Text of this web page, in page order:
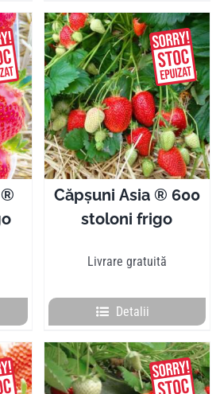
Caută
®
Căpșuni Asia ® 600
stoloni frigo
Livrare gratuită
Detalii